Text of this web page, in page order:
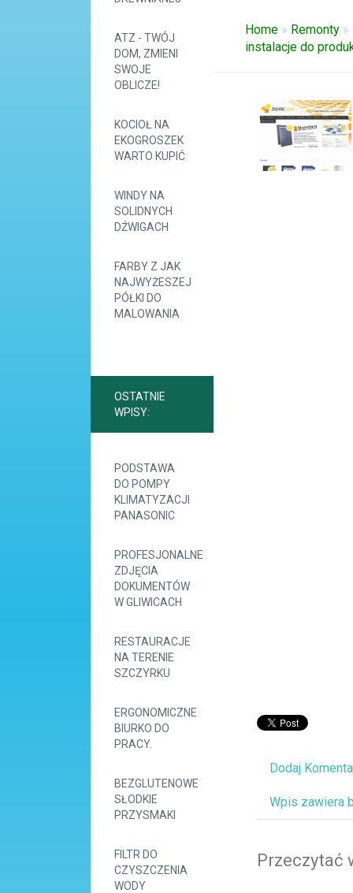
ATZ - TWÓJ
DOM, ZMIENI
SWOJE
OBLICZE!
KOCIOŁ NA
EKOGROSZEK
WARTO KUPIĆ
WINDY NA
SOLIDNYCH
DŹWIGACH
FARBY Z JAK
NAJWYŻESZEJ
PÓŁKI DO
MALOWANIA
OSTATNIE
WPISY:
PODSTAWA
DO POMPY
KLIMATYZACJI
PANASONIC
PROFESJONALNE
ZDJĘCIA
DOKUMENTÓW
W GLIWICACH
RESTAURACJE
NA TERENIE
SZCZYRKU
ERGONOMICZNE
BIURKO DO
PRACY.
BEZGLUTENOWE
SŁODKIE
PRZYSMAKI
FILTR DO
CZYSZCZENIA
WODY
Home » Remonty »
instalacje do
Dodaj
Wpis zawiera
Przeczytać